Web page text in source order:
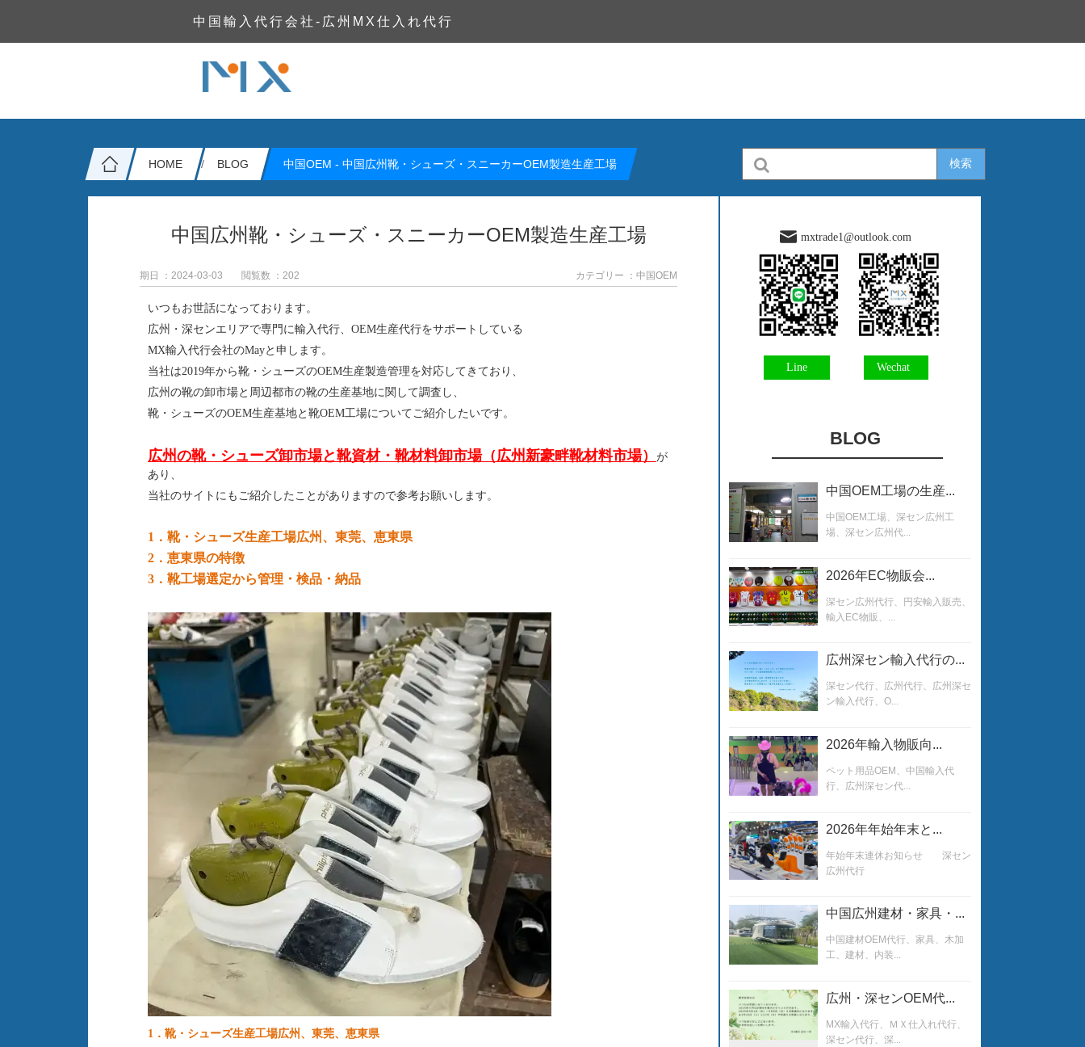
中国輸入代行会社-広州MX仕入れ代行
中国広州靴・シューズ・スニーカーOEM製造生産工場
期日 ：2024-03-03 閲覧数 ： 202 カテゴリー ：中国OEM
いつもお世話になっております。
広州・深センエリアで専門に輸入代行、OEM生産代行をサポートしている
MX輸入代行会社のMayと申します。
当社は2019年から靴・シューズのOEM生産製造管理を対応してきており、
広州の靴の卸市場と周辺都市の靴の生産基地に関して調査し、
靴・シューズのOEM生産基地と靴OEM工場についてご紹介したいです。
広州の靴・シューズ卸市場と靴資材・靴材料卸市場（広州新豪畔靴材料市場）
が
あり、
当社のサイトにもご紹介したことがありますので参考お願いします。
1． 靴・シューズ生産工場広州、東莞、恵東県
2． 恵東県の特徴
3．靴工場選定から管理・検品・納品
1． 靴・シューズ生産工場広州、東莞、恵東県
HOME BLOG 中国OEM - 中国広州靴・シューズ・スニーカーOEM製造生産工場 検索
BLOG
中国OEM工場の生産...
中国OEM工場、深セン広州工
場、深セン広州代...
2026年EC物販会...
深セン広州代行、円安輸入販売、
輸入EC物販、...
広州深セン輸入代行の...
深セン代行、広州代行、広州深セ
ン輸入代行、O...
2026年輸入物販向...
ペット用品OEM、中国輸入代
行、広州深セン代...
2026年年始年末と...
年始年末連休お知らせ 深セン
広州代行
中国広州建材・家具・...
中国建材OEM代行、家具、木加
工、建材、内装...
広州・深センOEM代...
MX輸入代行、ＭＸ仕入れ代行、
深セン代行、深...
mxtrade1@outlook.com
Line Wechat